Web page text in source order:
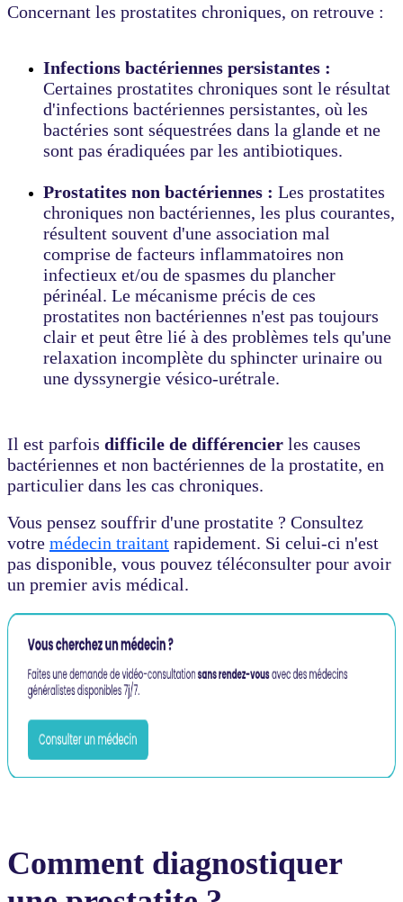
Concernant les prostatites chroniques, on retrouve :
Infections bactériennes persistantes :
Certaines prostatites chroniques sont le résultat
d'infections bactériennes persistantes, où les
bactéries sont séquestrées dans la glande et ne
sont pas éradiquées par les antibiotiques.
Prostatites non bactériennes : Les prostatites
chroniques non bactériennes, les plus courantes,
résultent souvent d'une association mal
comprise de facteurs inflammatoires non
infectieux et/ou de spasmes du plancher
périnéal. Le mécanisme précis de ces
prostatites non bactériennes n'est pas toujours
clair et peut être lié à des problèmes tels qu'une
relaxation incomplète du sphincter urinaire ou
une dyssynergie vésico-urétrale.
Il est parfois difficile de différencier les causes
bactériennes et non bactériennes de la prostatite, en
particulier dans les cas chroniques.
Vous pensez souffrir d'une prostatite ? Consultez
votre médecin traitant rapidement. Si celui-ci n'est
pas disponible, vous pouvez téléconsulter pour avoir
un premier avis médical.
Comment diagnostiquer